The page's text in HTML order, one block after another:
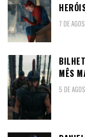
7 DE
MÊS
5 DE